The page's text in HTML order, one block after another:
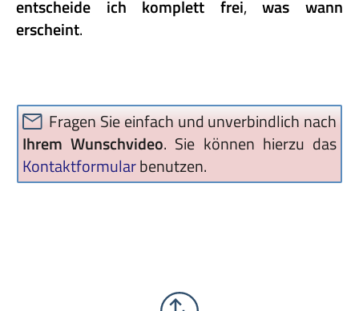
entscheide ich komplett frei,was
wann
erscheint.
Fragen Sie einfach und unverbindlich nach
Ihrem Wunschvideo. Sie können hierzu das
Kontaktformularbenutzen.